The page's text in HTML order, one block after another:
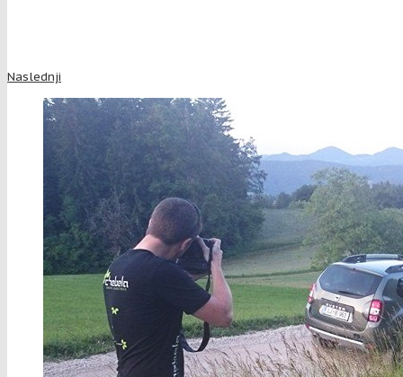
Naslednji